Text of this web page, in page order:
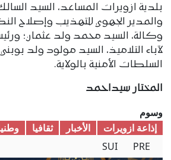
بلدية ازويرات المساعد، السيد
والمدير الجهوي للتهذيب وإصلاح
وكالة، السيد محمد ولد عثمان؛
لآباء التلاميذ، السيد مولود ولد
السلطات الأمنية بالولاية.
المختار سيداحمد
وسوم
إذاعة ازويرات
الأخبار ثقافیا
PRE
SUI